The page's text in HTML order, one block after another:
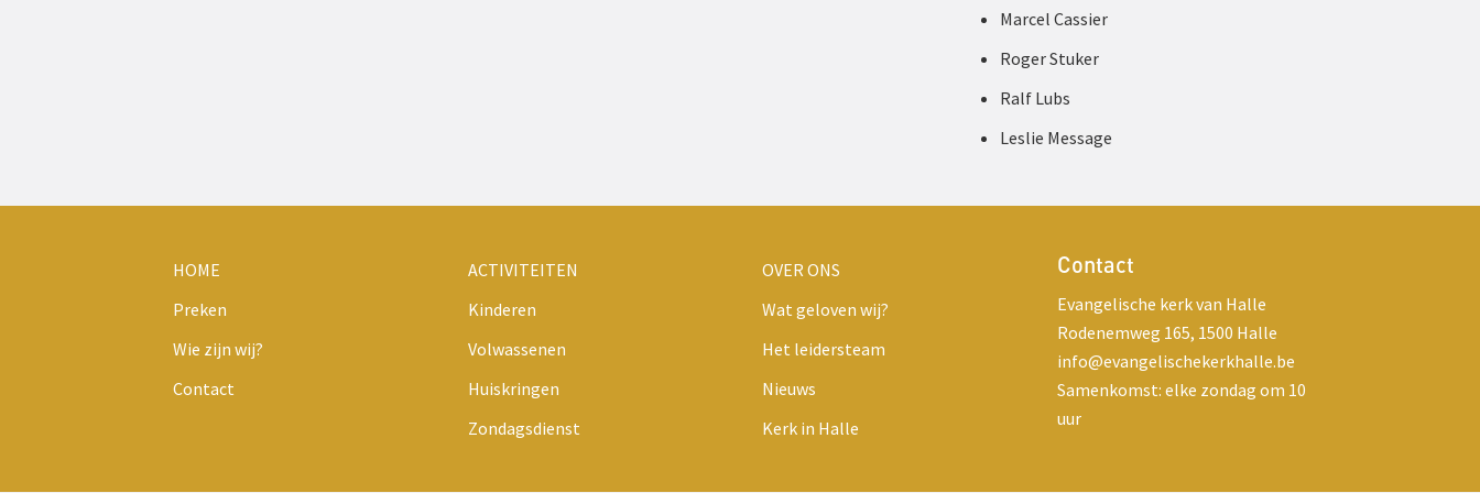
Marcel Cassier
Roger Stuker
Ralf Lubs
Leslie Message
HOME
Preken
Wie zijn wij?
Contact
ACTIVITEITEN
Kinderen
Volwassenen
Huiskringen
Zondagsdienst
OVER ONS
Wat geloven wij?
Het leidersteam
Nieuws
Kerk in Halle
Contact
Evangelische kerk van Halle
Rodenemweg 165, 1500 Halle
info@evangelischekerkhalle.be
Samenkomst: elke zondag om 10
uur